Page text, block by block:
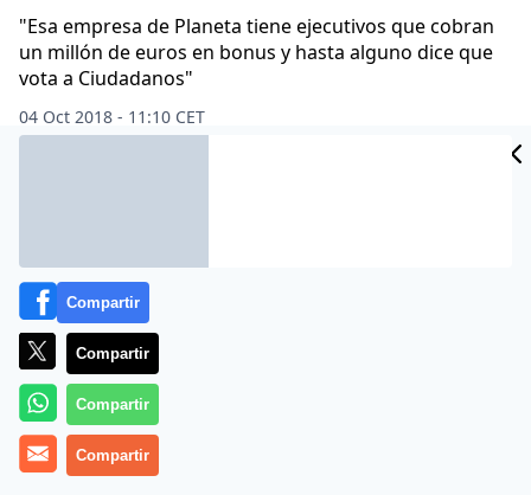
"Esa empresa de Planeta tiene ejecutivos que cobran
un millón de euros en bonus y hasta alguno dice que
vota a Ciudadanos"
04 Oct 2018 - 11:10 CET
Compartir
Compartir
Compartir
Compartir